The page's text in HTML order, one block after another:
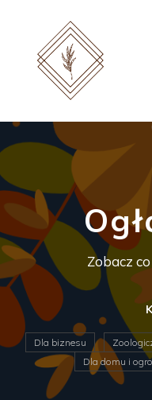
Zobacz
Dla biznesu
Dla domu i